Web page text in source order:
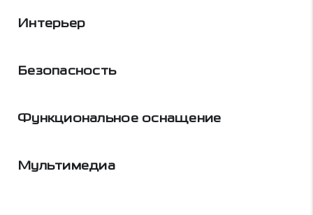
Интерьер
Безопасность
Функциональное оснащение
Мультимедиа